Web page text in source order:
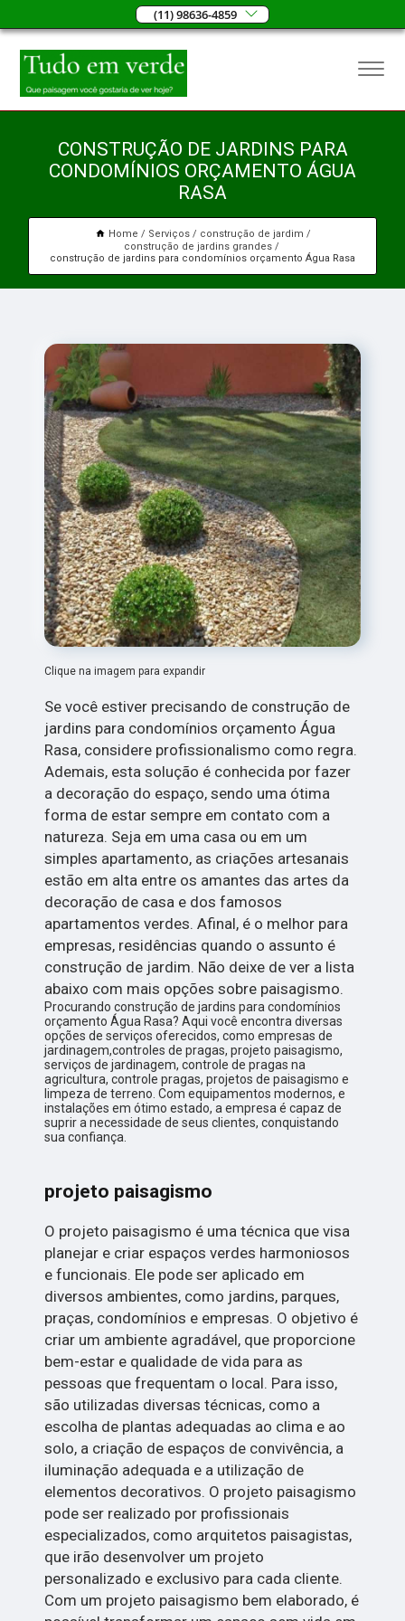
(11) 98636-4859
CONSTRUÇÃO DE JARDINS PARA
CONDOMÍNIOS ORÇAMENTO ÁGUA
RASA
Home Serviços
construção de jardim
construção de jardins grandes
construção de jardins para condomínios orçamento Água Rasa
Clique na imagem para expandir
Se você estiver precisando de construção de
jardins para condomínios orçamento Água
Rasa, considere profissionalismo como regra.
Ademais, esta solução é conhecida por fazer
a decoração do espaço, sendo uma ótima
forma de estar sempre em contato com a
natureza. Seja em uma casa ou em um
simples apartamento, as criações artesanais
estão em alta entre os amantes das artes da
decoração de casa e dos famosos
apartamentos verdes. Afinal, é o melhor para
empresas, residências quando o assunto é
construção de jardim. Não deixe de ver a lista
abaixo com mais opções sobre paisagismo.
Procurando construção de jardins para condomínios
orçamento Água Rasa? Aqui você encontra diversas
opções de serviços oferecidos, como empresas de
jardinagem,controles de pragas, projeto paisagismo,
serviços de jardinagem, controle de pragas na
agricultura, controle pragas, projetos de paisagismo e
limpeza de terreno. Com equipamentos modernos, e
instalações em ótimo estado, a empresa é capaz de
suprir a necessidade de seus clientes, conquistando
sua confiança.
projeto paisagismo
O projeto paisagismo é uma técnica que visa
planejar e criar espaços verdes harmoniosos
e funcionais. Ele pode ser aplicado em
diversos ambientes, como jardins, parques,
praças, condomínios e empresas. O objetivo é
criar um ambiente agradável, que proporcione
bem-estar e qualidade de vida para as
pessoas que frequentam o local. Para isso,
são utilizadas diversas técnicas, como a
escolha de plantas adequadas ao clima e ao
solo, a criação de espaços de convivência, a
iluminação adequada e a utilização de
elementos decorativos. O projeto paisagismo
pode ser realizado por profissionais
especializados, como arquitetos paisagistas,
que irão desenvolver um projeto
personalizado e exclusivo para cada cliente.
Com um projeto paisagismo bem elaborado, é